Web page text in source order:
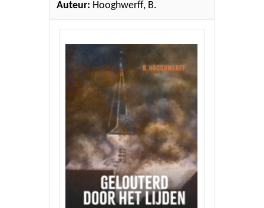
Kinderen en Jeugd
Auteur: Hooghwerff, B.